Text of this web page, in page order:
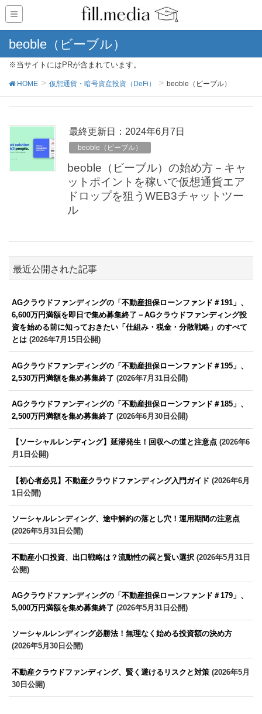
beoble（ビーブル）
※当サイトにはPRが含まれています。
HOME 仮想通貨・暗号資産投資（DeFi） beoble（ビーブル）
最終更新日：2024年6月7日
beoble（ビーブル）
beoble（ビーブル）の始め方－キャ
ットポイントを稼いで仮想通貨エア
ドロップを狙うWEB3チャットツー
ル
最近公開された記事
AGクラウドファンディングの「不動産担保ローンファンド＃191」、
6,600万円満額を即日で集め募集終了－AGクラウドファンディング投
資を始める前に知っておきたい「仕組み・税金・分散戦略」のすべて
とは (2026年7月15日公開)
AGクラウドファンディングの「不動産担保ローンファンド＃195」、
2,530万円満額を集め募集終了 (2026年7月31日公開)
AGクラウドファンディングの「不動産担保ローンファンド＃185」、
2,500万円満額を集め募集終了 (2026年6月30日公開)
【ソーシャルレンディング】延滞発生！回収への道と注意点 (2026年6
月1日公開)
【初心者必見】不動産クラウドファンディング入門ガイド (2026年6月
1日公開)
ソーシャルレンディング、途中解約の落とし穴！運用期間の注意点
(2026年5月31日公開)
不動産小口投資、出口戦略は？流動性の罠と賢い選択 (2026年5月31日
公開)
AGクラウドファンディングの「不動産担保ローンファンド＃179」、
5,000万円満額を集め募集終了 (2026年5月31日公開)
ソーシャルレンディング必勝法！無理なく始める投資額の決め方
(2026年5月30日公開)
不動産クラウドファンディング、賢く避けるリスクと対策 (2026年5月
30日公開)